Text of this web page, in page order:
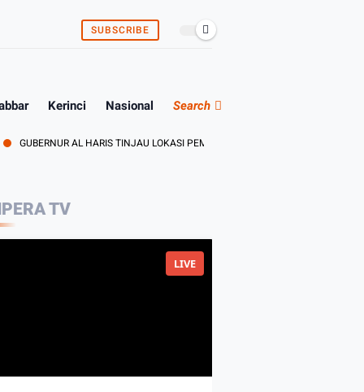
SUBSCRIBE
Kerinci Nasional Search
AL HARIS TINJAU LOKASI PEMBANGUNAN SEKOLAH RAKYAT DAN
TV
LIVE